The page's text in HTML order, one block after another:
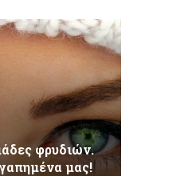
φρυδιών.
μας!